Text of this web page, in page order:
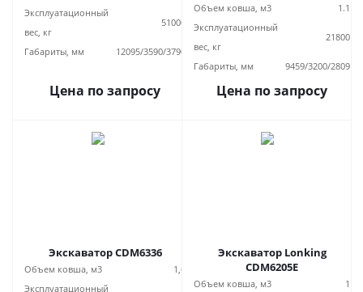
Эксплуатационный
вес, кг
51000
Габариты, мм 12095/3590/3790
Цена по запросу
Объем ковша, м3
1.1
Эксплуатационный
вес, кг
21800
Габариты, мм 9459/3200/2809
Цена по запросу
Экскаватор CDM6336
Объем ковша, м3
1,6
Эксплуатационный
Экскаватор Lonking
CDM6205E
Объем ковша, м3 1